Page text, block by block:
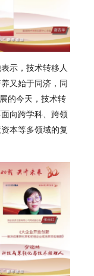
示，技术转移人
又始于同济，同
的今天，技术转
向跨学科、跨领
本等多领域的复